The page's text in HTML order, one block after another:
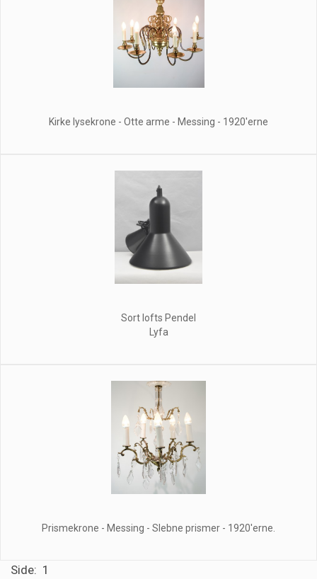
Kirke lysekrone - Otte arme - Messing - 1920'erne
Sort lofts Pendel
Lyfa
Prismekrone - Messing - Slebne prismer - 1920'erne.
Side: 1